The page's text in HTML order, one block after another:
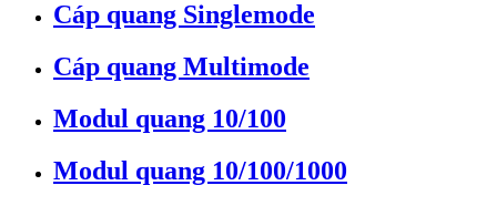
Cáp quang Singlemode
Cáp quang Multimode
Modul quang 10/100
Modul quang 10/100/1000